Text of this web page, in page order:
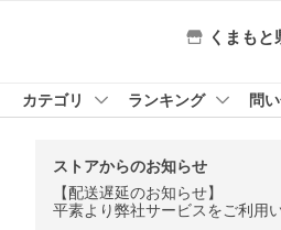
くまも
カテゴリ ランキング 問
ストアからのお知らせ
【配送遅延のお知らせ】
平素より弊社サービスをご利用